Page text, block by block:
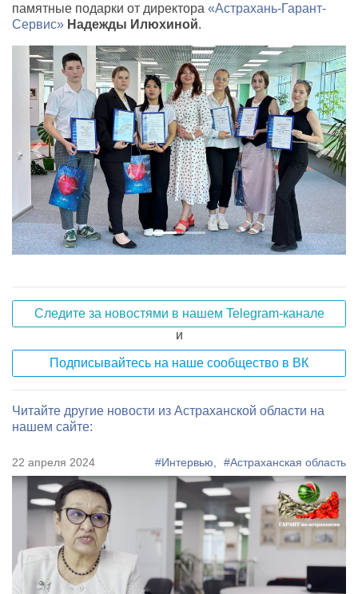
памятные подарки от директора «Астрахань-Гарант-
Сервис» Надежды Илюхиной.
Previous Next
Следите за новостями в нашем Telegram-канале
и
Подписывайтесь на наше сообщество в ВК
Читайте другие новости из Астраханской области на
нашем сайте:
22 апреля 2024 #Интервью, #Астраханская область